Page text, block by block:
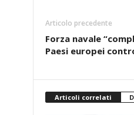
Articolo precedente
Forza navale
Paesi europei
Articoli correlati